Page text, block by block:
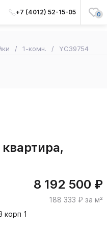
+7 (4012) 52-15-05 0
1-комн. YC39754
8 192 500 ₽
188 333 ₽ за м²
корп 1